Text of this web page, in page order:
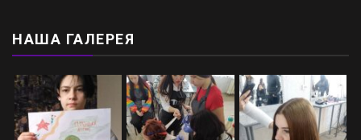
НАША ГАЛЕРЕЯ